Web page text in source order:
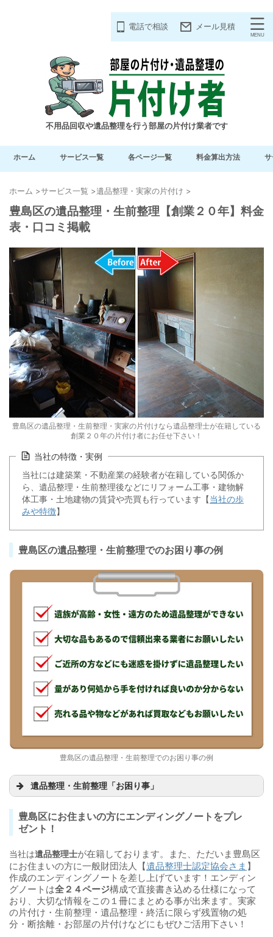
電話で相談 メール見積
不用品回収や遺品整理を行う部屋の片付け業者です
ホーム サービス一覧 各ページ一覧 料金算出方法
ホーム >サービス一覧 >遺品整理・実家の片付け >
豊島区の遺品整理・生前整理【創業２０年】料金
表・口コミ掲載
豊島区の遺品整理・生前整理・実家の片付けなら遺品整理士が在籍している
創業２０年の片付け者にお任せ下さい！
当社の特徴・実例
当社には建築業・不動産業の経験者が在籍している関係か
ら、遺品整理・生前整理後などにリフォーム工事・建物解
体工事・土地建物の賃貸や売買も行っています【当社の歩
みや特徴】
豊島区の遺品整理・生前整理でのお困り事の例
豊島区の遺品整理・生前整理でのお困り事の例
遺品整理・生前整理「お困り事」
家を売却するので遺品を処分したい
故人が残した空家の相談にのって欲しい
早急に片付けたいが人手がない
豊島区にお住まいの方にエンディングノートをプレ
ゼント！
当社は遺品整理士が在籍しております。また、ただいま豊島区
にお住まいの方に一般財団法人【遺品整理士認定協会さま 】
作成のエンディングノートを差し上げています！エンディン
グノートは全２４ページ構成で直接書き込める仕様になって
おり、大切な情報をこの１冊にまとめる事が出来ます。実家
の片付け・生前整理・遺品整理・終活に限らず残置物の処
分・断捨離・お部屋の片付けなどにもぜひご活用下さい！